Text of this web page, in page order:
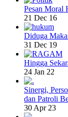
Pesan Moral
21 Dec 16
Diduga
31 Dec 19
Hingga
24 Jan 22
Sinergi,
dan Patroli
30 Apr 23